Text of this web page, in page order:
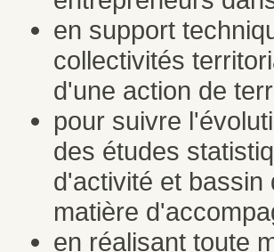
en support
collectivités
d'une action de
pour suivre
des études
d'activité et bassin
matière
en réalisant toute